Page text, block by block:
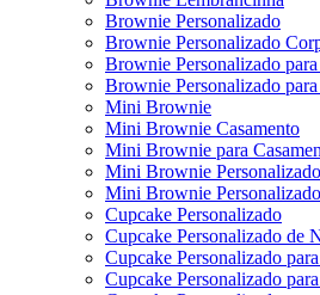
Brownie Personalizado
Brownie Personalizado
Brownie Personalizado
Brownie Personalizado
Mini Brownie
Mini Brownie Casamento
Mini Brownie para
Mini Brownie Personalizado
Mini Brownie
Cupcake Personalizado
Cupcake Personalizado de
Cupcake Personalizado
Cupcake Personalizado